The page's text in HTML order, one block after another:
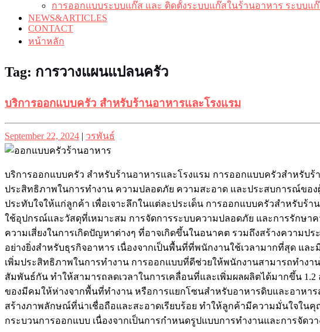
การออกแบบระบบแก๊ส และ ติดตั้งระบบแก๊สในร้านอาหาร ระบบแ
NEWS&ARTICLES
CONTACT
หน้าหลัก
Tag: การวางแผนแปลนครัว
บริการออกแบบครัว สำหรับร้านอาหารและโรงแรม
Posted
on
September 22, 2024 | Posted
on
วรพันธ์
บริการออกแบบครัว สำหรับร้านอาหารและโรงแรม การออกแบบครัวสำหรับ
ประสิทธิภาพในการทำงาน ความปลอดภัย ความสะอาด และประสบการณ์ขอ
ประทับใจให้แก่ลูกค้า เพื่อเจาะลึกในแต่ละประเด็น การออกแบบครัวสำหรับร้
ใช้อุปกรณ์และวัสดุที่เหมาะสม การจัดการระบบความปลอดภัย และการรักษา
ความเสี่ยงในการเกิดปัญหาต่างๆ ที่อาจเกิดขึ้นในอนาคต รวมถึงสร้างควา
อย่างยิ่งสำหรับธุรกิจอาหาร เนื่องจากเป็นพื้นที่ที่พนักงานใช้เวลามากที่สุด แ
เพิ่มประสิทธิภาพในการทำงาน การออกแบบที่ดีช่วยให้พนักงานสามารถทำงา
สัมพันธ์กัน ทำให้สามารถลดเวลาในการเคลื่อนที่และเพิ่มผลผลิตได้มากขึ้น
ของมีคมให้ห่างจากพื้นที่ทำงาน หรือการแยกโซนสำหรับอาหารดิบและอาหา
สร้างภาพลักษณ์ที่น่าเชื่อถือและสะอาดเรียบร้อย ทำให้ลูกค้ามีความมั่นใจใ
กระบวนการออกแบบ เนื่องจากเป็นการกำหนดรูปแบบการทำงานและการจัด